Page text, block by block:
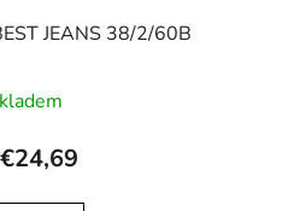
JEANS 38/2/60B
€24,69